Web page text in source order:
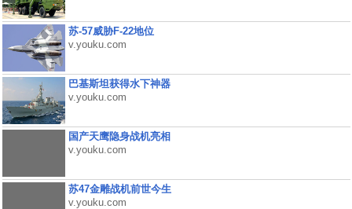
苏-57威胁F-22地位
v.youku.com
巴基斯坦获得水下神器
v.youku.com
国产天鹰隐身战机亮相
v.youku.com
苏47金雕战机前世今生
v.youku.com